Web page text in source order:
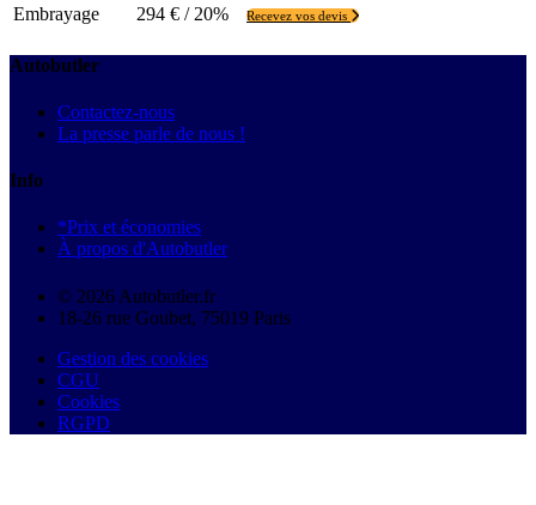
Embrayage 294 € / 20% Recevez vos devis
Autobutler
Contactez-nous
La presse parle de nous !
Info
*Prix et économies
À propos d'Autobutler
© 2026 Autobutler.fr
18-26 rue Goubet, 75019 Paris
Gestion des cookies
CGU
Cookies
RGPD